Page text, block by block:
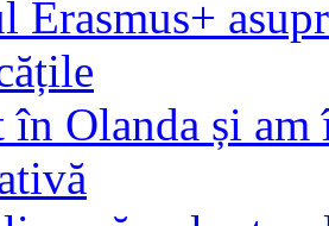
Erasmus+
Olanda și am